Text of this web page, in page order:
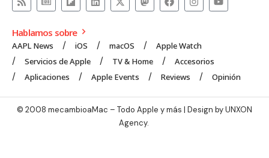
Hablamos sobre
AAPL News iOS macOS
Apple Watch
Servicios de Apple
TV & Home
Accesorios
Aplicaciones
Apple Events Reviews Opinión
© 2008 mecambioaMac – Todo Apple y más | Design byUNXON
Agency.